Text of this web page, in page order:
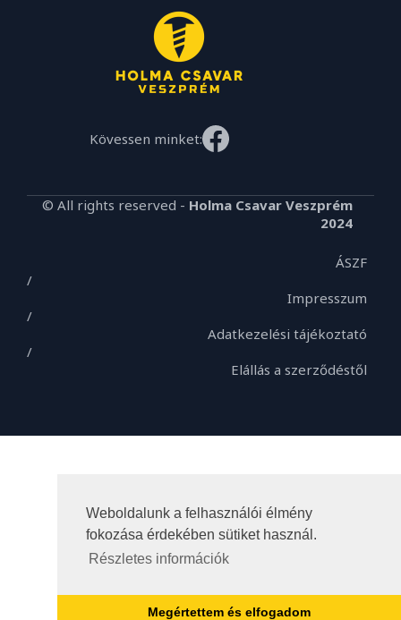
Weboldalunk a felhasználói élmény
fokozása érdekében sütiket használ.
Részletes információk
Megértettem és elfogadom
Kövessen minket:
© All rights reserved - Holma Csavar Veszprém
2024
ÁSZF
/
Impresszum
/
Adatkezelési tájékoztató
/
Elállás a szerződéstől